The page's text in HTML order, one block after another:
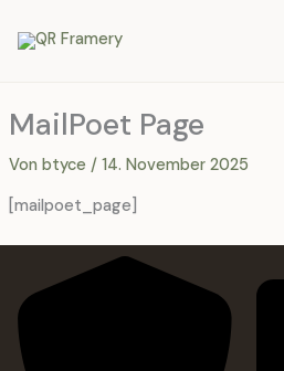
Inhalt
MailPoet Page
Von btyce / 14. November 2025
[mailpoet_page]